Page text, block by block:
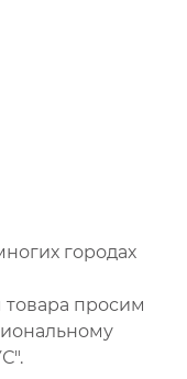
городах
просим